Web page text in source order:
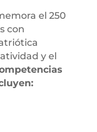
el 250
con
y el